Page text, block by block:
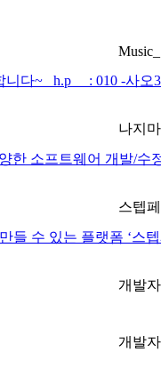
니다~ h.p : 010 -사오
나지마
소프트웨어 개발/
스텝페
수 있는 플랫폼 ‘스
개발
개발